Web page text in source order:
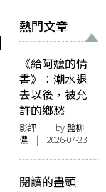
熱門文章
《給阿嬤的情
書》：潮水退
去以後，被允
許的鄉愁
影評 | by 盤柳
儂 | 2026-07-23
閱讀的盡頭